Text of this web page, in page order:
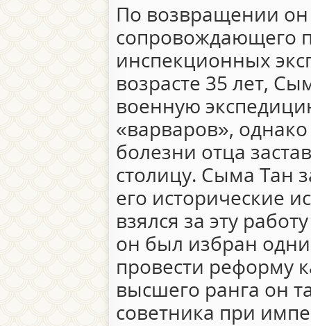
По возвращении он
сопровождающего
инспекционных
возрасте 35 лет,
военную
«варваров»,
болезни отца
столицу. Сыма Тан
его исторические
взялся за эту
он был избран
провести реформу
высшего ранга он
советника при